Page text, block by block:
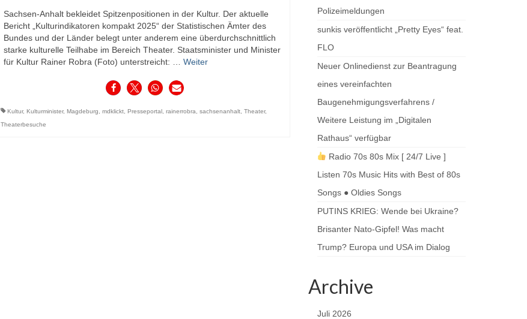
Sachsen-Anhalt bekleidet Spitzenpositionen in der Kultur. Der aktuelle
Bericht „Kulturindikatoren kompakt 2025“ der Statistischen Ämter des
Bundes und der Länder belegt unter anderem eine überdurchschnittlich
starke kulturelle Teilhabe im Bereich Theater. Staatsminister und Minister
für Kultur Rainer Robra (Foto) unterstreicht: … Weiter
Kultur, Kulturminister, Magdeburg mdklickt, Presseportal, rainerrobra sachsenanhalt, Theater,
Theaterbesuche
Polizeimeldungen
sunkis veröffentlicht „Pretty Eyes“ feat.
FLO
Neuer Onlinedienst zur Beantragung
eines vereinfachten
Baugenehmigungsverfahrens /
Weitere Leistung im „Digitalen
Rathaus“ verfügbar
Radio 70s 80s Mix [ 24/7 Live ]
Listen 70s Music Hits with Best of 80s
Songs ● Oldies Songs
PUTINS KRIEG: Wende bei Ukraine?
Brisanter Nato-Gipfel! Was macht
Trump? Europa und USA im Dialog
Archive
Juli 2026